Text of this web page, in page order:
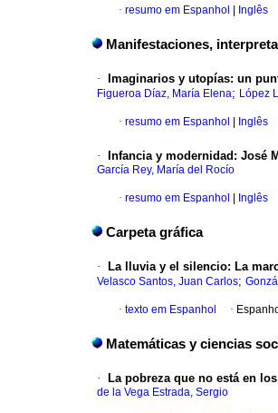
· resumo em Espanhol Inglês
Manifestaciones,
· Imaginarios y utopías: un
Figueroa Díaz, María Elena; López
· resumo em Espanhol Inglês
· Infancia y modernidad : José
García Rey, María del Rocío
· resumo em Espanhol Inglês
Carpeta gráfica
· La lluvia y el silencio: La
Velasco Santos, Juan Carlos;
· texto em Espanhol ·
Matemáticas y ciencias
· La pobreza que no está en
de la Vega Estrada, Sergio